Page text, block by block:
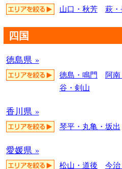
山口・秋芳 萩
四国
徳島県 »
徳島・鳴門 阿
谷・剣山
香川県 »
琴平・丸亀・坂出
愛媛県 »
松山・道後 今